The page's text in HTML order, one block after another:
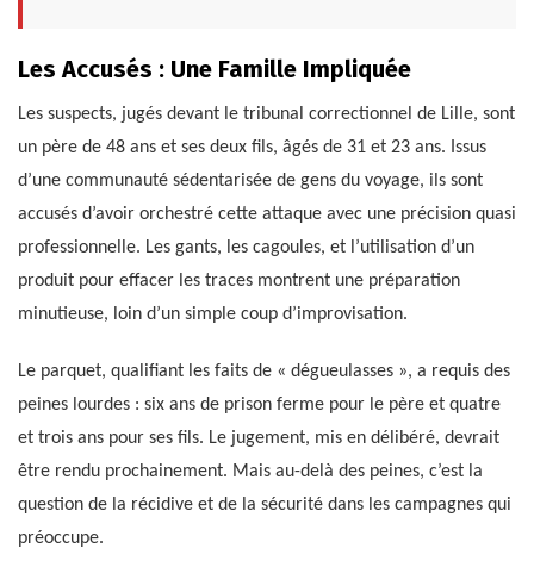
Les Accusés : Une Famille Impliquée
Les suspects, jugés devant le tribunal correctionnel de Lille, sont
un père de 48 ans et ses deux fils, âgés de 31 et 23 ans. Issus
d’une communauté sédentarisée de gens du voyage, ils sont
accusés d’avoir orchestré cette attaque avec une précision quasi
professionnelle. Les gants, les cagoules, et l’utilisation d’un
produit pour effacer les traces montrent une préparation
minutieuse, loin d’un simple coup d’improvisation.
Le parquet, qualifiant les faits de « dégueulasses », a requis des
peines lourdes : six ans de prison ferme pour le père et quatre
et trois ans pour ses fils. Le jugement, mis en délibéré, devrait
être rendu prochainement. Mais au-delà des peines, c’est la
question de la récidive et de la sécurité dans les campagnes qui
préoccupe.